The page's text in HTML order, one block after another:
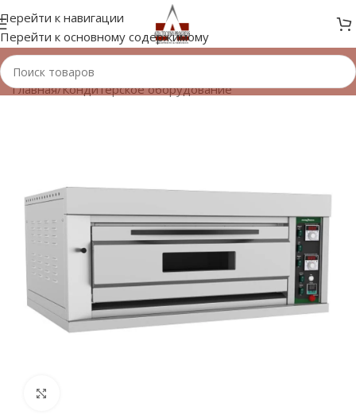
Перейти к навигации
Перейти к основному содержимому
Главная/Кондитерское оборудование